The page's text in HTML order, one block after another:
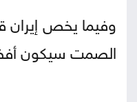
وفيما يخص إيران
الصمت سيكون